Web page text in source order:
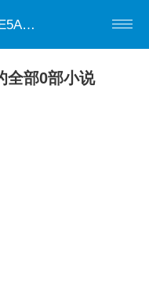
E6809DE5A6A4E5A6A4
全部0部小说